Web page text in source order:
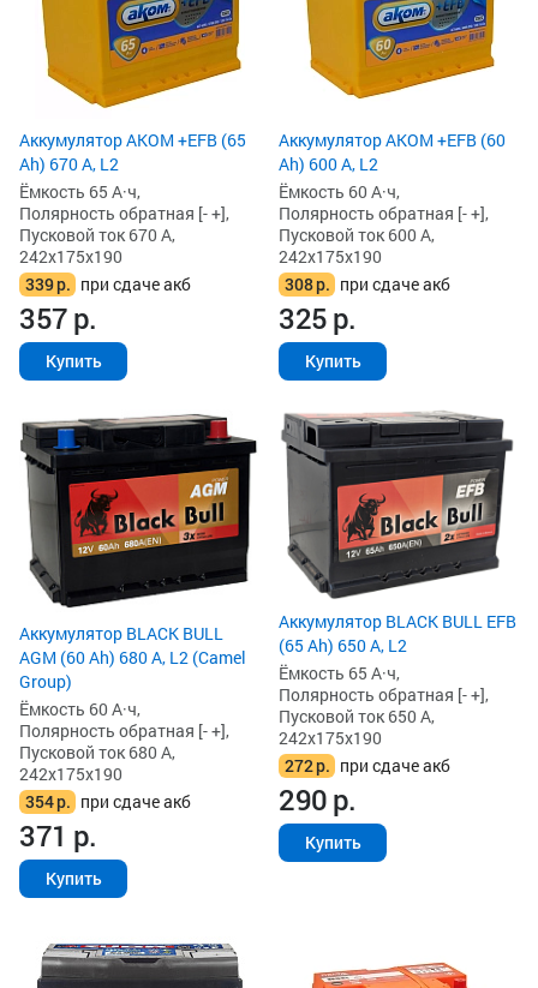
Аккумулятор AKOM +EFB (65
Ah) 670 А, L2
Ёмкость 65 А·ч,
Полярность обратная [- +],
Пусковой ток 670 А,
242x175x190
339р. при сдаче акб
357р.
Купить
Аккумулятор AKOM +EFB (60
Ah) 600 А, L2
Ёмкость 60 А·ч,
Полярность обратная [- +],
Пусковой ток 600 А,
242x175x190
308р. при сдаче акб
325р.
Купить
Аккумулятор BLACK BULL
AGM (60 Ah) 680 А, L2 (Camel
Group)
Ёмкость 60 А·ч,
Полярность обратная [- +],
Пусковой ток 680 А,
242x175x190
354р. при сдаче акб
371 р.
Купить
Аккумулятор BLACK BULL EFB
(65 Ah) 650 А, L2
Ёмкость 65 А·ч,
Полярность обратная [- +],
Пусковой ток 650 А,
242x175x190
272р. при сдаче акб
290р.
Купить